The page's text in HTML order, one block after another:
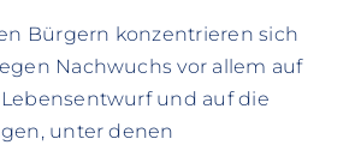
Bürgern konzentrieren sich
Nachwuchs vor allem auf
und auf die
unter denen